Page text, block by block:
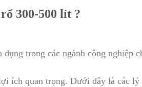
rổ 300-500 lít ?
trong các ngành công nghiệp
ích quan trọng. Dưới đây là các